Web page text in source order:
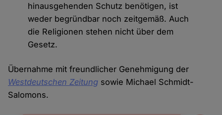
hinausgehenden Schutz benötigen, ist
weder begründbar noch zeitgemäß. Auch
die Religionen stehen nicht über dem
Gesetz.
Übernahme mit freundlicher Genehmigung der
Westdeutschen Zeitung sowie Michael Schmidt-
Salomons.